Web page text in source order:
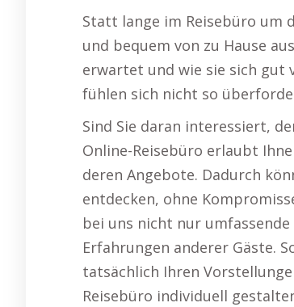
Statt lange im Reisebüro um
und bequem von zu Hause
erwartet und wie sie sich gut
fühlen sich nicht so
Sind Sie daran interessiert,
Online-Reisebüro erlaubt
deren Angebote. Dadurch
entdecken, ohne
bei uns nicht nur
Erfahrungen anderer Gäste.
tatsächlich Ihren
Reisebüro individuell